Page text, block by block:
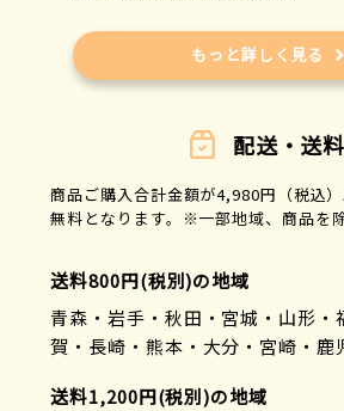
もっと詳しく見る
配送・送料
商品ご購入合計金額が4,980円（税込
無料となります。※一部地域、商品を
送料800円(税別)の地域
青森・岩手・秋田・宮城・山形・
賀・長崎・熊本・大分・宮崎・鹿
送料1,200円(税別)の地域